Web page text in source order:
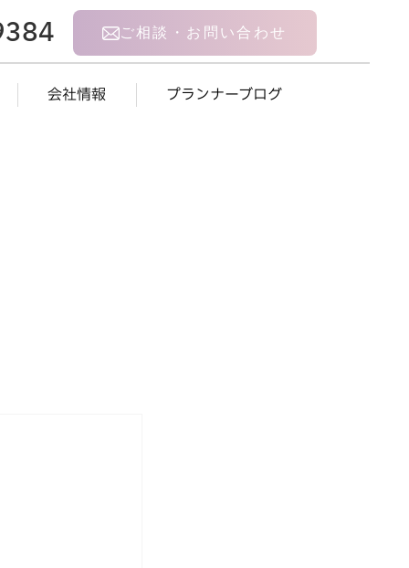
ご相談・お問い合わせ
会社情報 プランナーブログ